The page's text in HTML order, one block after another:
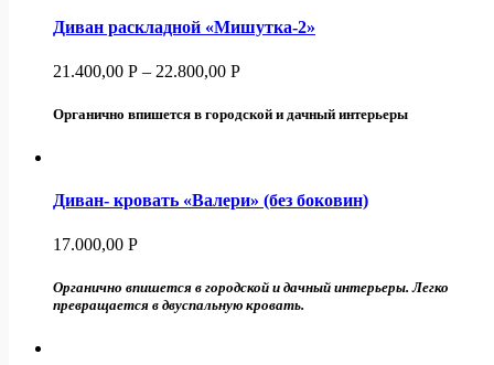
Диван раскладной «Мишутка-2»
21.400,00 Р – 22.800,00 Р
Органично впишется в городской и дачный интерьеры
Диван- кровать «Валери» (без боковин)
17.000,00 Р
Органично впишется в городской и дачный интерьеры. Легко
превращается в двуспальную кровать.